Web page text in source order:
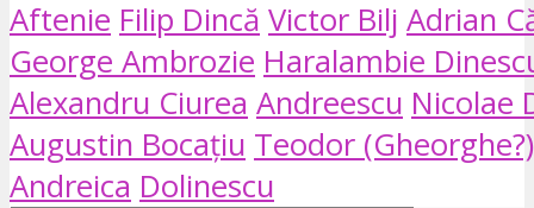
Aftenie Filip Dincă Victor Bilj Adrian
George Ambrozie Haralambie
Alexandru Ciurea Andreescu Nicolae
Augustin Bocațiu Teodor
Andreica Dolinescu